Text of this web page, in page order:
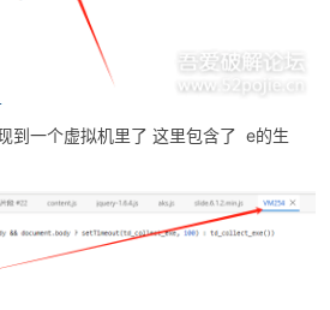
到一个虚拟机里了 这里包含了 e的生